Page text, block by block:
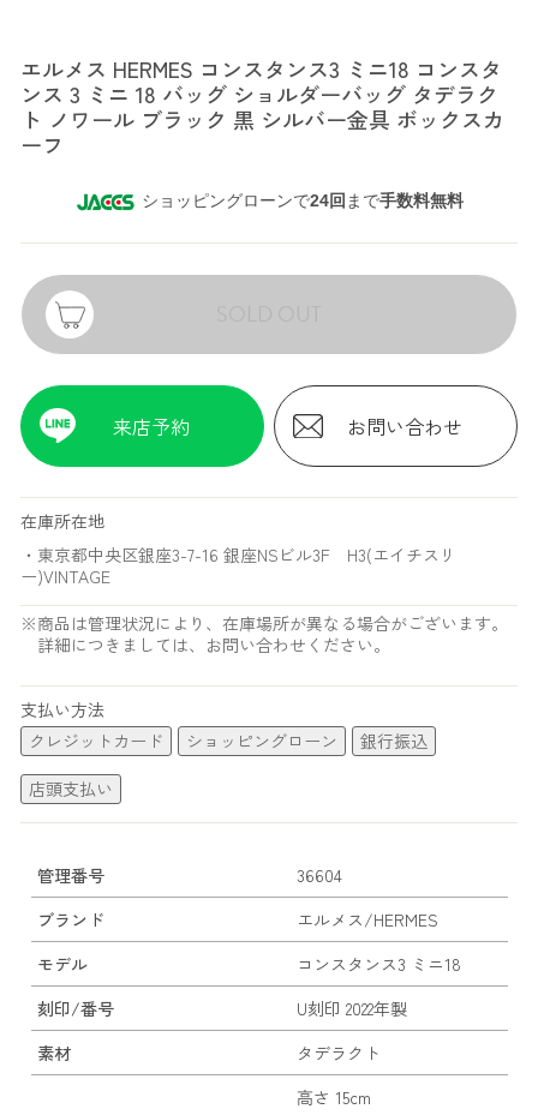
エルメス HERMES コンスタンス3 ミニ18 コンスタ
ンス 3 ミニ 18 バッグ ショルダーバッグ タデラク
ト ノワール ブラック 黒 シルバー金具 ボックスカ
ーフ
ショッピングローンで24回 まで手数料無料
来店予約 お問い合わせ
在庫所在地
・東京都中央区銀座3-7-16 銀座NSビル3F H3(エイチスリ
ー)VINTAGE
※商品は管理状況により、在庫場所が異なる場合がございます。
詳細につきましては、お問い合わせください。
支払い方法
クレジットカード
ショッピングローン
銀行振込
店頭支払い
管理番号
36604
ブランド
エルメス/HERMES
モデル
コンスタンス3 ミニ18
刻印/番号
U刻印 2022年製
素材
タデラクト
高さ 15cm